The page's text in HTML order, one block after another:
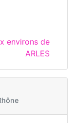
environs de
ARLES